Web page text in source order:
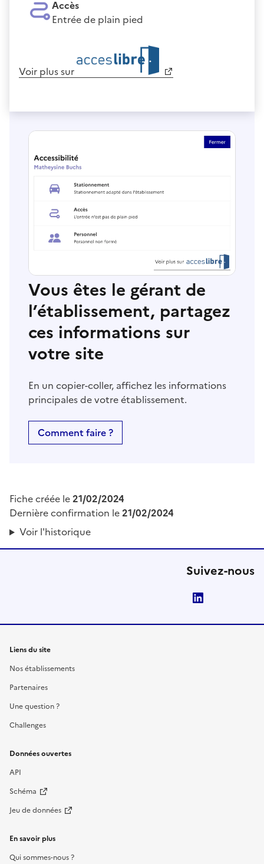
Accès
Entrée de plain pied
Voir plus sur
Vous êtes le gérant de
l’établissement, partagez
ces informations sur
votre site
En un copier-coller, affichez les informations
principales de votre établissement.
Comment faire ?
Fiche créée le21/02/2024
Dernière confirmation le21/02/2024
Voir l'historique
Suivez-nous
Liens du site
Nos établissements
Partenaires
Une question ?
Challenges
Données ouvertes
API
Schéma
Jeu de données
En savoir plus
Qui sommes-nous ?